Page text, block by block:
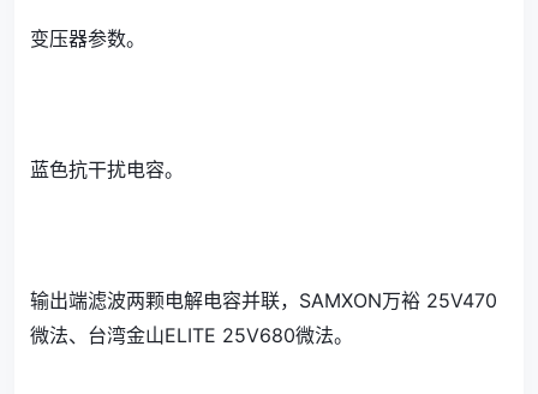
变压器参数。
蓝色抗干扰电容。
输出端滤波两颗电解电容并联，SAMXON万裕 25V470
微法、台湾金山ELITE 25V680微法。